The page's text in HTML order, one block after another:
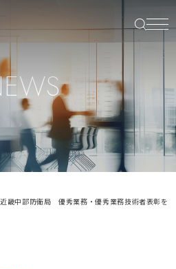
畿中部防衛局 優秀業務・優秀業務技術者表彰を